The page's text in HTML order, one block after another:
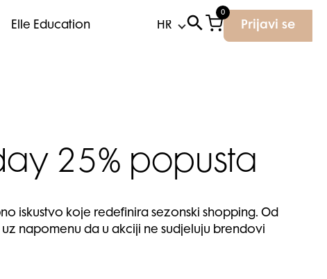
Elle Education
0
Prijavi se
25% popusta
iskustvo koje redefinira sezonski shopping. Od
napomenu da u akciji ne sudjeluju brendovi